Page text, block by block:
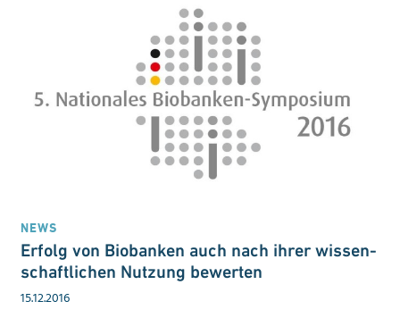
NEWS
Erfolg von Bio­banken auch nach ihrer wissen­
schaft­lichen Nutzung bewerten
15.12.2016